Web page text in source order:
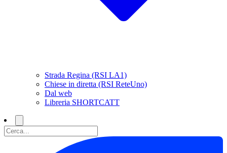
Strada Regina (RSI LA1)
Chiese in diretta (RSI ReteUno)
Dal web
Libreria SHORTCATT